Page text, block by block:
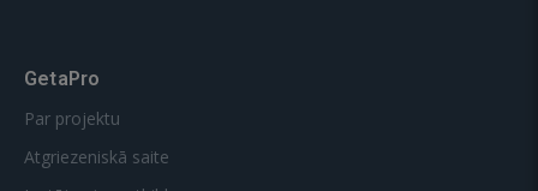
GetaPro
Par projektu
Atgriezeniskā saite